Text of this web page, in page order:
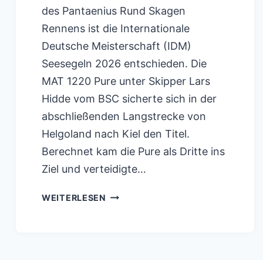
des Pantaenius Rund Skagen
Rennens ist die Internationale
Deutsche Meisterschaft (IDM)
Seesegeln 2026 entschieden. Die
MAT 1220 Pure unter Skipper Lars
Hidde vom BSC sicherte sich in der
abschließenden Langstrecke von
Helgoland nach Kiel den Titel.
Berechnet kam die Pure als Dritte ins
Ziel und verteidigte…
WEITERLESEN NORDSEEWOCHE